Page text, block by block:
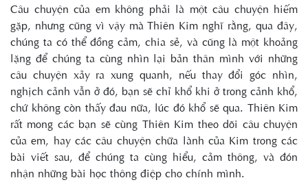
Câu chuyện của em không phải là một câu chuyện hiếm
gặp, nhưng cũng vì vậy mà Thiên Kim nghĩ rằng, qua đây,
chúng ta có thể đồng cảm, chia sẻ, và cũng là một khoảng
lặng để chúng ta cùng nhìn lại bản thân mình với những
câu chuyện xảy ra xung quanh, nếu thay đổi góc nhìn,
nghịch cảnh vẫn ở đó, bạn sẽ chỉ khổ khi ở trong cảnh khổ,
chứ không còn thấy đau nữa, lúc đó khổ sẽ qua. Thiên Kim
rất mong các bạn sẽ cùng Thiên Kim theo dõi câu chuyện
của em, hay các câu chuyện chữa lành của Kim trong các
bài viết sau, để chúng ta cùng hiểu, cảm thông, và đón
nhận những bài học thông điệp cho chính mình.